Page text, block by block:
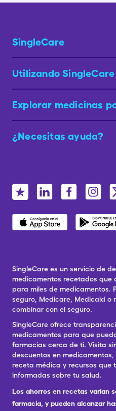
SingleCare
Utilizando SingleCare
Explorar medicinas
¿Necesitas ayuda?
SingleCare es un servicio de
medicamentos recetados que
para miles de medicamentos.
seguro, Medicare, Medicaid o
combinar con el seguro.
SingleCare ofrece
medicamentos para que
farmacias cerca de ti. Visita
descuentos en
receta médica y recursos que
informadas sobre tu salud.
Los ahorros en recetas varían
farmacia, y pueden alcanzar